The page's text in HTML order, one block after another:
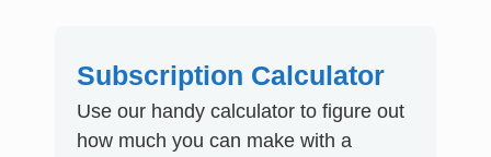
Subscription Calculator
Use our handy calculator to figure out
how much you can make with a